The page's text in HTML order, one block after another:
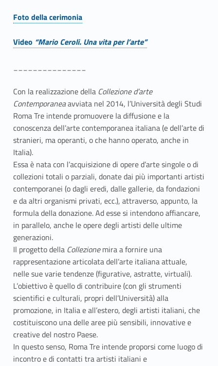
d
i
A
c
c
a
d
e
m
i
c
o
d
e
l
l
’
U
Link identifier #identifier__41484-2
Foto della cerimonia
Video “Mario Ceroli. Una vita per l’arte”
Con la realizzazione della Collezione d’arte
Contemporaneaavviata nel 2014, l’Università degli Studi
Roma Tre intende promuovere la diffusione e la
conoscenza dell’arte contemporanea italiana (e dell’arte di
stranieri, ma operanti, o che hanno operato, anche in
Italia).
Essa è nata con l’acquisizione di opere d’arte singole o di
collezioni totali o parziali, donate dai più importanti artisti
contemporanei (o dagli eredi, dalle gallerie, da fondazioni
e da altri organismi privati, ecc.), attraverso, appunto, la
formula della donazione. Ad esse si intendono affiancare,
in parallelo, anche le opere degli artisti delle ultime
generazioni.
Il progetto della Collezionemira a fornire una
rappresentazione articolata dell’arte italiana attuale,
nelle sue varie tendenze (figurative, astratte, virtuali).
L’obiettivo è quello di contribuire (con gli strumenti
scientifici e culturali, propri dell’Università) alla
promozione, in Italia e all’estero, degli artisti italiani, che
costituiscono una delle aree più sensibili, innovative e
creative del nostro Paese.
In questo senso, Roma Tre intende proporsi come luogo di
incontro e di contatti tra artisti italiani e